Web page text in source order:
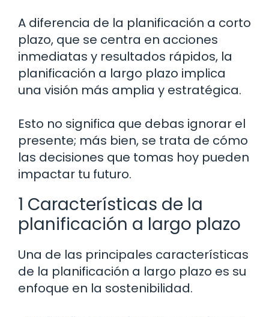
A diferencia de la planificación a corto
plazo, que se centra en acciones
inmediatas y resultados rápidos, la
planificación a largo plazo implica
una visión más amplia y estratégica.
Esto no significa que debas ignorar el
presente; más bien, se trata de cómo
las decisiones que tomas hoy pueden
impactar tu futuro.
1 Características de la
planificación a largo plazo
Una de las principales características
de la planificación a largo plazo es su
enfoque en la sostenibilidad.